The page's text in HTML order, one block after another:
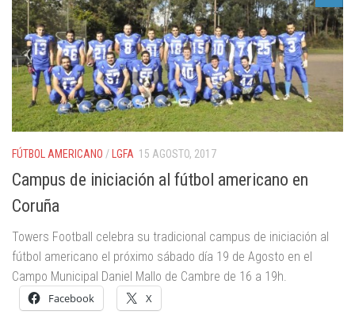
FÚTBOL AMERICANO / LGFA 15 AGOSTO, 2017
Campus de iniciación al fútbol americano en
Coruña
Towers Football celebra su tradicional campus de iniciación al
fútbol americano el próximo sábado día 19 de Agosto en el
Campo Municipal Daniel Mallo de Cambre de 16 a 19h.
Facebook X